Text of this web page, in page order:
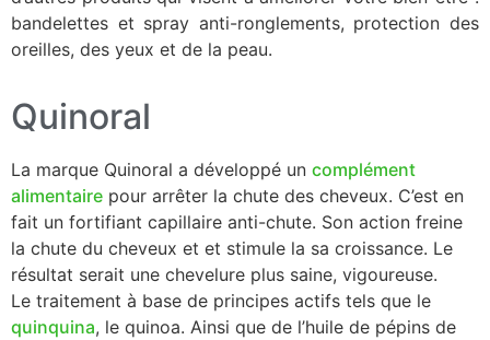
bandelettes et spray anti-ronglements, protection des
oreilles, des yeux et de la peau.
Quinoral
La marque Quinoral a développé un complément
alimentaire pour arrêter la chute des cheveux. C’est en
fait un fortifiant capillaire anti-chute. Son action freine
la chute du cheveux et et stimule la sa croissance. Le
résultat serait une chevelure plus saine, vigoureuse.
Le traitement à base de principes actifs tels que le
quinquina, le quinoa. Ainsi que de l’huile de pépins de